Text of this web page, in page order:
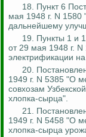
18. Пункт 6
мая 1948 г. N
дальнейшему
19. Пункты 1 и
от 29 мая 1948 г.
электрификации
20.
1949 г. N 5385 "О
совхозам
хлопка-сырца".
21.
1949 г. N 5458 "О
хлопка-сырца